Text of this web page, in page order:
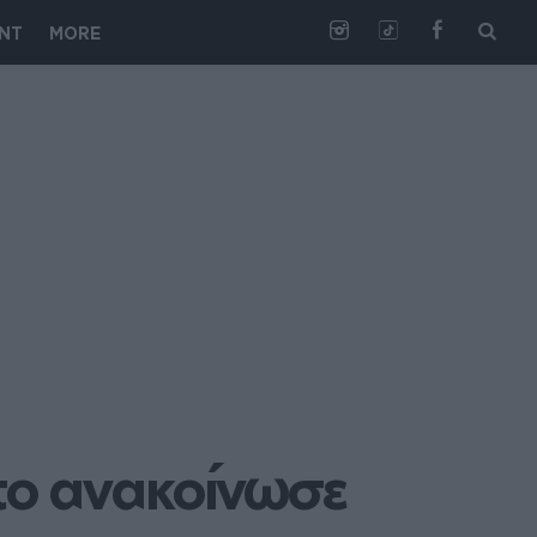
MORE
ανακοίνωσε